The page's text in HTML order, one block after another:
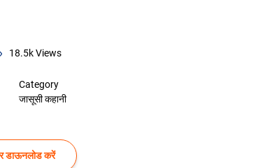
18.5kViews
Category
जासूसी कहानी
डाऊनलोड करें